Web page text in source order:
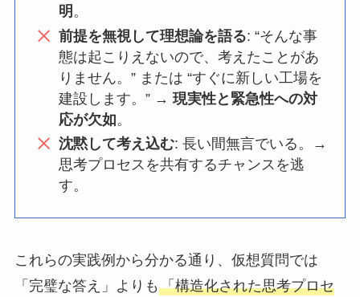
明 。
前提を無視して理想論を語る: “そんな事
態は起こりえないので、考えたことがあ
りません。” または “すぐに新しい工場を
建設します。” → 現実性と緊急性への対
応が欠如。
沈黙して考え込む: 長い間無言でいる。→
思考プロセスを共有するチャンスを逃
す。
これらの実践例から分かる通り、仮想質問では
「完璧な答え」よりも 「構造化された思考プロセ